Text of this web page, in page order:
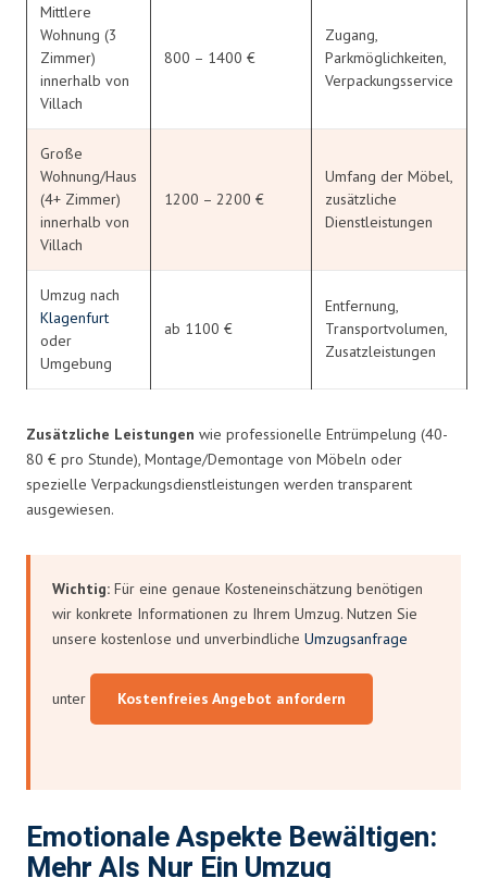
Mittlere
Wohnung (3
Zimmer)
innerhalb von
Villach
800 – 1400 €
Zugang,
Parkmöglichkeiten,
Verpackungsservice
Große
Wohnung/Haus
(4+ Zimmer)
innerhalb von
Villach
1200 – 2200 €
Umfang der Möbel,
zusätzliche
Dienstleistungen
Umzug nach
Klagenfurt
oder
Umgebung
ab 1100 €
Entfernung,
Transportvolumen,
Zusatzleistungen
Zusätzliche Leistungen wie professionelle Entrümpelung (40-
80 € pro Stunde), Montage/Demontage von Möbeln oder
spezielle Verpackungsdienstleistungen werden transparent
ausgewiesen.
Wichtig: Für eine genaue Kosteneinschätzung benötigen
wir konkrete Informationen zu Ihrem Umzug. Nutzen Sie
unsere kostenlose und unverbindliche Umzugsanfrage
unter Kostenfreies Angebot anfordern
Emotionale Aspekte Bewältigen:
Mehr Als Nur Ein Umzug